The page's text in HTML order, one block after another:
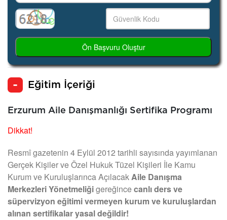
Ön Başvuru Oluştur
Eğitim İçeriği
Erzurum Aile Danışmanlığı Sertifika Programı
Dikkat!
Resmî gazetenin 4 Eylül 2012 tarihli sayısında yayımlanan
Gerçek Kişiler ve Özel Hukuk Tüzel Kişileri İle Kamu
Kurum ve Kuruluşlarınca AçılacakAile Danışma
Merkezleri Yönetmeliğigereğincecanlı ders ve
süpervizyon eğitimi vermeyen kurum ve kuruluşlardan
alınan sertifikalar yasal değildir!